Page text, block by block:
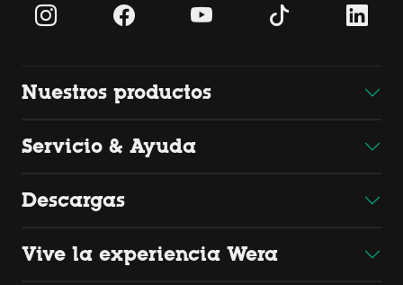
Nuestros productos
Servicio & Ayuda
Descargas
Vive la experiencia Wera